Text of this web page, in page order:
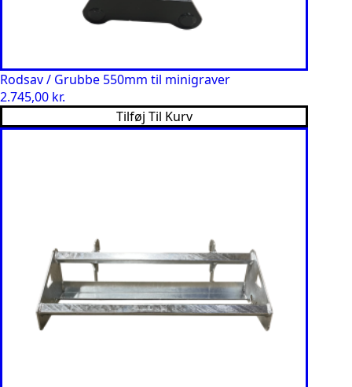
Rodsav / Grubbe 550mm til minigraver
2.745,00 kr.
Tilføj Til Kurv